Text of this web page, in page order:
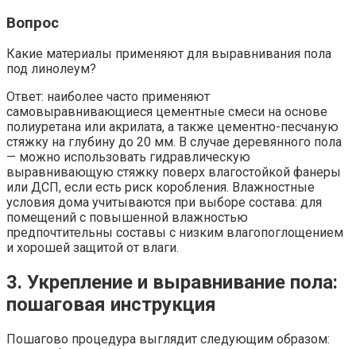
Вопрос
Какие материалы применяют для выравнивания пола
под линолеум?
Ответ: наиболее часто применяют
самовыравнивающиеся цементные смеси на основе
полиуретана или акрилата, а также цементно-песчаную
стяжку на глубину до 20 мм. В случае деревянного пола
— можно использовать гидравлическую
выравнивающую стяжку поверх влагостойкой фанеры
или ДСП, если есть риск коробления. Влажностные
условия дома учитываются при выборе состава: для
помещений с повышенной влажностью
предпочтительны составы с низким влагопоглощением
и хорошей защитой от влаги.
3. Укрепление и выравнивание пола:
пошаговая инструкция
Пошагово процедура выглядит следующим образом: